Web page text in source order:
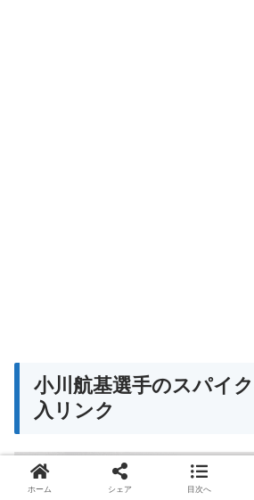
小川航基選手のスパイ
入リンク
ホーム シェア 目次へ